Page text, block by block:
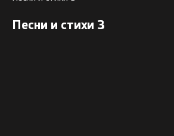
Песни и стихи 3